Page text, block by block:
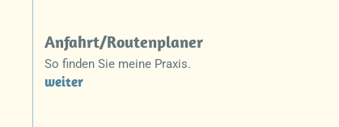
Anfahrt/Routenplaner
So finden Sie meine Praxis.
weiter